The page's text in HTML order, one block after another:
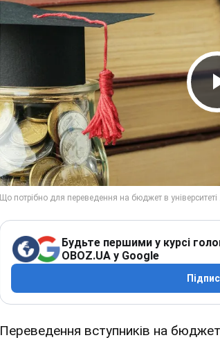
Будьте першими у курсі
OBOZ.UA у Google
Переведення вступників на бюджет